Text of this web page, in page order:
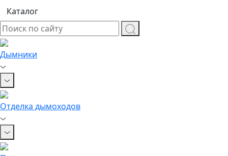
Каталог
Дымники
Отделка дымоходов